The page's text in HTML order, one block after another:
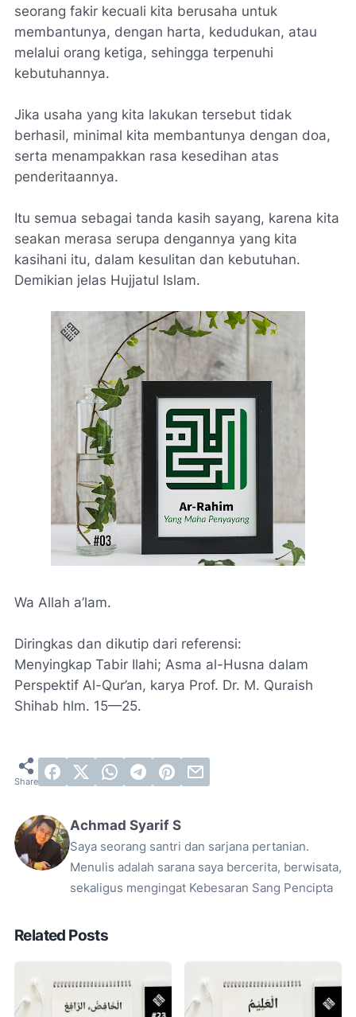
seorang fakir kecuali kita berusaha untuk
membantunya, dengan harta, kedudukan, atau
melalui orang ketiga, sehingga terpenuhi
kebutuhannya.
Jika usaha yang kita lakukan tersebut tidak
berhasil, minimal kita membantunya dengan doa,
serta menampakkan rasa kesedihan atas
penderitaannya.
Itu semua sebagai tanda kasih sayang, karena kita
seakan merasa serupa dengannya yang kita
kasihani itu, dalam kesulitan dan kebutuhan.
Demikian jelas Hujjatul Islam.
Wa Allah a’lam.
Diringkas dan dikutip dari referensi:
Menyingkap Tabir Ilahi; Asma al-Husna dalam
Perspektif Al-Qur’an, karya Prof. Dr. M. Quraish
Shihab hlm. 15—25.
Achmad Syarif S
Saya seorang santri dan sarjana pertanian.
Menulis adalah sarana saya bercerita, berwisata,
sekaligus mengingat Kebesaran Sang Pencipta
Related Posts